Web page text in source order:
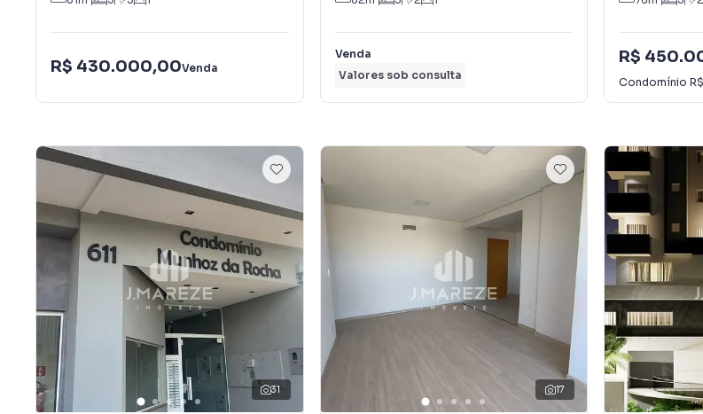
R$ 430.000,00Venda
Venda
Valores sob consulta
R$
Condomínio
31 17